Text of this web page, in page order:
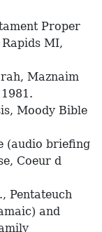
Proper
MI,
Maznaim
Moody Bible
(audio briefing
Coeur d
Pentateuch
and